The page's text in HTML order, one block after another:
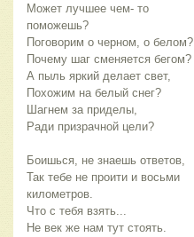
Может лучшее чем- то
поможешь?
Поговорим о черном, о белом?
Почему шаг сменяется бегом?
А пыль яркий делает свет,
Похожим на белый снег?
Шагнем за приделы,
Ради призрачной цели?
Боишься, не знаешь ответов,
Так тебе не проити и восьми
километров.
Что с тебя взять...
Не век же нам тут стоять.